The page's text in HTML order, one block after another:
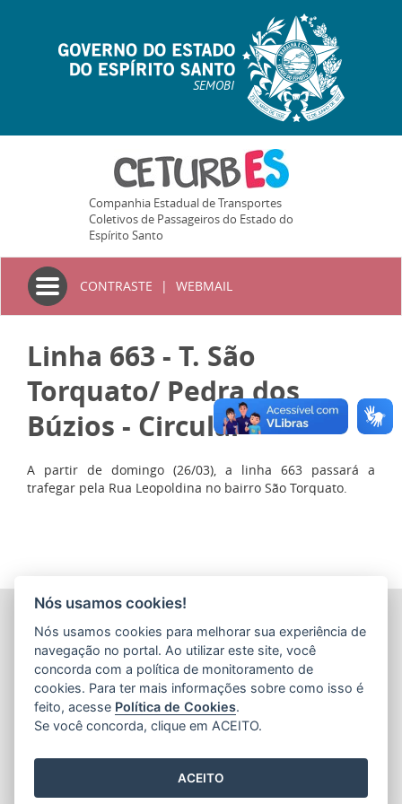
SEMOBI
Companhia Estadual de Transportes
Coletivos de Passageiros do Estado do
Espírito Santo
Toggle
navigation
CONTRASTE | WEBMAIL
Linha 663 - T. São
Torquato/ Pedra dos
Búzios - Circular
A partir de domingo (26/03), a linha 663 passará a
trafegar pela Rua Leopoldina no bairro São Torquato.
COMPANHIA ESTADUAL DE TRANSPORTES COLETIVOS DE
PASSAGEIROS DO ESTADO DO ESPÍRITO SANTO
(CETURB/ES)
Av. Jerônimo Monteiro, 96 - Ed. Aureliano Hoffmann, 5º, 6º
e 7º Andares - Centro
CEP: 29010-002 - Vitória / ES
Tel.: 27 3232-4500
Nós usamos cookies!
Nós usamos cookies para melhorar sua experiência de
navegação no portal. Ao utilizar este site, você
concorda com a política de monitoramento de
cookies. Para ter mais informações sobre como isso é
feito, acesse Política de Cookies.
Se você concorda, clique em ACEITO.
ACEITO